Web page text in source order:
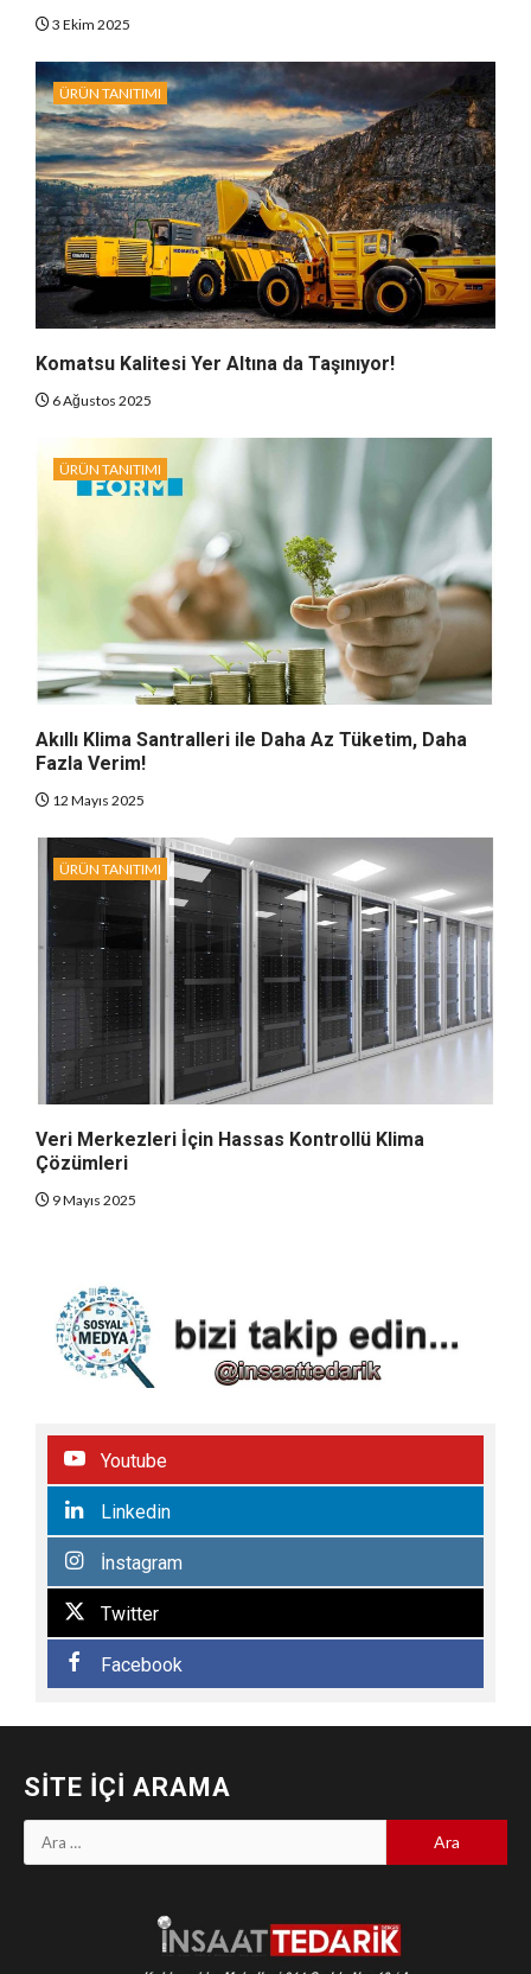
3 Ekim 2025
ÜRÜN TANITIMI
Komatsu Kalitesi Yer Altına da Taşınıyor!
6 Ağustos 2025
ÜRÜN TANITIMI
Akıllı Klima Santralleri ile Daha Az Tüketim, Daha
Fazla Verim!
12 Mayıs 2025
ÜRÜN TANITIMI
Veri Merkezleri İçin Hassas Kontrollü Klima
Çözümleri
9 Mayıs 2025
Youtube
Linkedin
İnstagram
Twitter
Facebook
SITE İÇI ARAMA
Arama: